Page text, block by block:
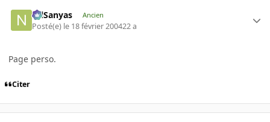
NilSanyas Ancien
Posté(e) le 18 février 200422 a
Page perso.
Citer